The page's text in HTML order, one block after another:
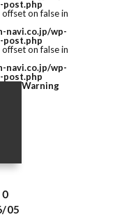
on false in
navi.co.jp/wp-
on false in
navi.co.jp/wp-
05
Warning